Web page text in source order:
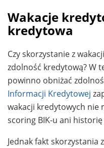
Wakacje
kredytowa
Czy skorzystanie z
zdolność kredytową? W
powinno obniżać
Informacji Kredytowej
wakacji kredytowych nie
scoring BIK-u ani
Jednak fakt skorzystania